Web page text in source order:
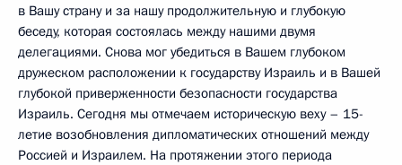
в Вашу страну и за нашу продолжительную и глубокую
беседу, которая состоялась между нашими двумя
делегациями. Снова мог убедиться в Вашем глубоком
дружеском расположении к государству Израиль и в Вашей
глубокой приверженности безопасности государства
Израиль. Сегодня мы отмечаем историческую веху – 15-
летие возобновления дипломатических отношений между
Россией и Израилем. На протяжении этого периода